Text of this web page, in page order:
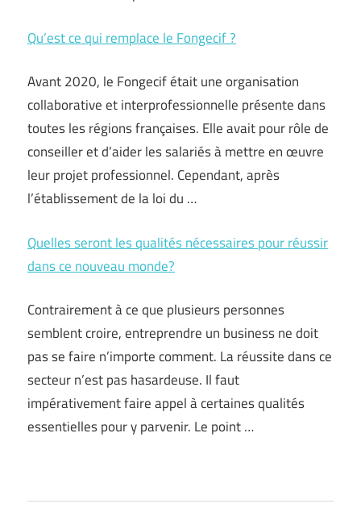
Qu’est ce qui remplace le Fongecif ?
Avant 2020, le Fongecif était une organisation
collaborative et interprofessionnelle présente dans
toutes les régions françaises. Elle avait pour rôle de
conseiller et d’aider les salariés à mettre en œuvre
leur projet professionnel. Cependant, après
l’établissement de la loi du …
Quelles seront les qualités nécessaires pour réussir
dans ce nouveau monde?
Contrairement à ce que plusieurs personnes
semblent croire, entreprendre un business ne doit
pas se faire n’importe comment. La réussite dans ce
secteur n’est pas hasardeuse. Il faut
impérativement faire appel à certaines qualités
essentielles pour y parvenir. Le point …